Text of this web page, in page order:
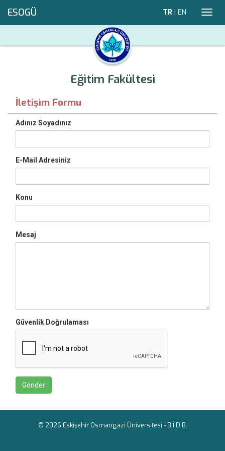
ESOGÜ TR | EN
Eğitim Fakültesi
İletişim Formu
Adınız Soyadınız
E-Mail Adresiniz
Konu
Mesaj
Güvenlik Doğrulaması
© 2026 Eskişehir Osmangazi Üniversitesi - B.İ.D.B.